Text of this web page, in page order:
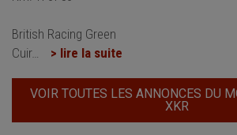
British Racing Green
Cuir… > lire la suite
VOIR TOUTES LES ANNONCES DU
XKR